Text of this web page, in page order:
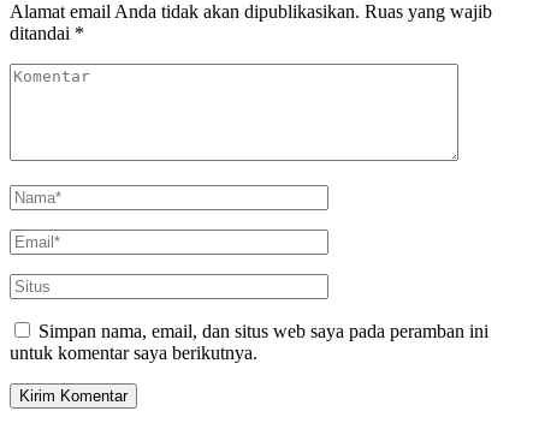
Alamat email Anda tidak akan dipublikasikan. Ruas yang wajib
ditandai *
Simpan nama, email, dan situs web saya pada peramban ini
untuk komentar saya berikutnya.